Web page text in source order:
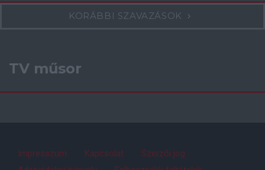
KORÁBBI SZAVAZÁSOK
TV műsor
Impresszum Kapcsolat
Szerzői jog